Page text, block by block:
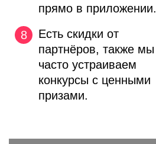
прямо в приложении.
Есть скидки от
партнёров, также мы
часто устраиваем
конкурсы с ценными
призами.